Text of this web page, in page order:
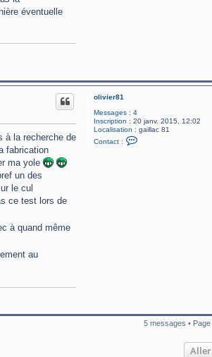
éventuelle
olivier81
Messages : 4
Inscription : 20 janv. 2015, 12:02
Localisation : gaillac 81
Contact :
à la recherche de
fabrication
ma yole
un des
le cul
ce test lors de
à quand même
au
5 messages • Page
Aller